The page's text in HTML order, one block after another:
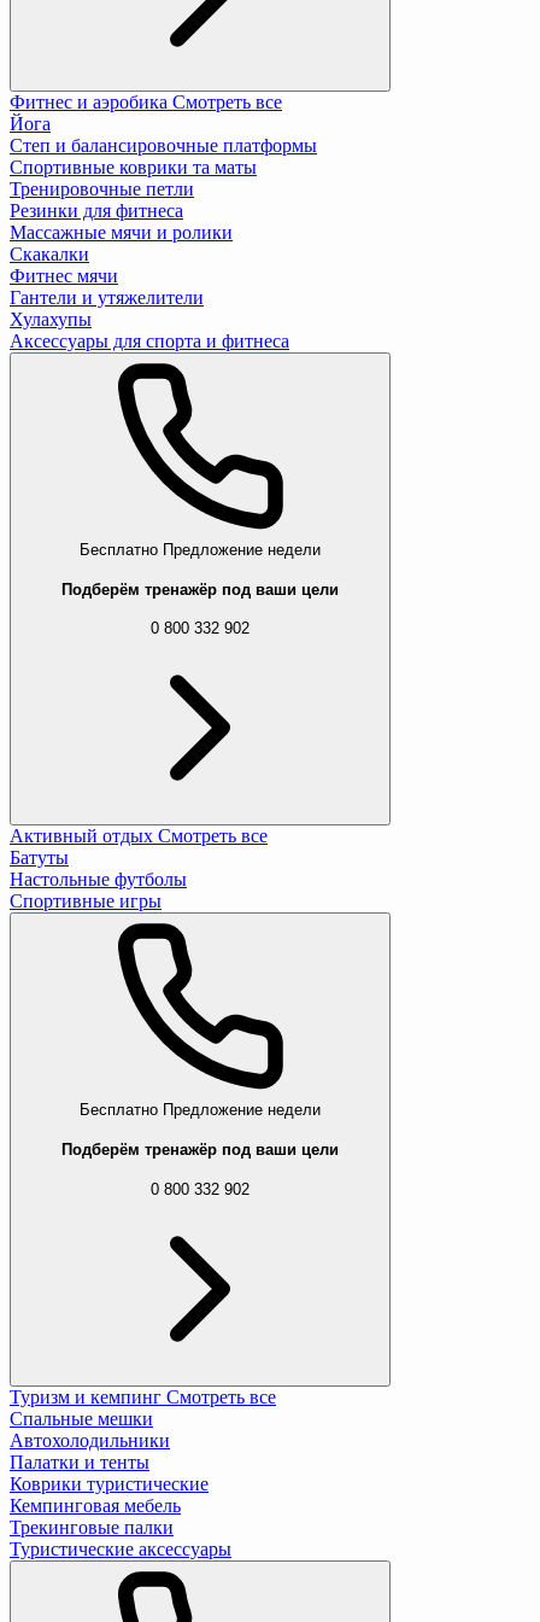
Фитнес и аэробика Смотреть все
Йога
Степ и балансировочные платформы
Спортивные коврики та маты
Тренировочные петли
Резинки для фитнеса
Массажные мячи и ролики
Скакалки
Фитнес мячи
Гантели и утяжелители
Хулахупы
Аксессуары для спорта и фитнеса
Бесплатно Предложение недели
Подберём тренажёр под ваши цели
0 800 332 902
Активный отдых Смотреть все
Батуты
Настольные футболы
Спортивные игры
Бесплатно Предложение недели
Подберём тренажёр под ваши цели
0 800 332 902
Туризм и кемпинг Смотреть все
Спальные мешки
Автохолодильники
Палатки и тенты
Коврики туристические
Кемпинговая мебель
Трекинговые палки
Туристические аксессуары